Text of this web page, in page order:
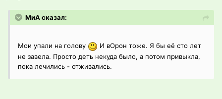
МиА сказал:
Мои упали на голову
И вОрон тоже. Я бы её сто лет
не завела. Просто деть некуда было, а потом привыкла,
пока лечились - отживались.